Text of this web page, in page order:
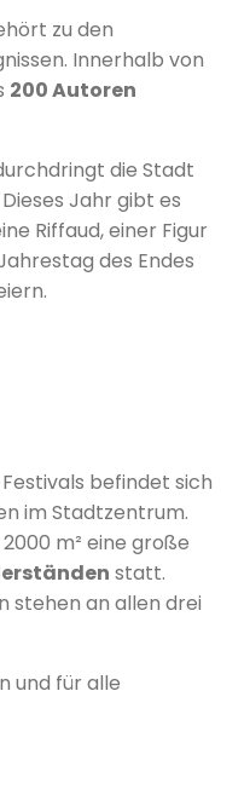
zu den
Innerhalb von
200 Autoren
die Stadt
Jahr gibt es
Riffaud, einer Figur
des Endes
befindet sich
im Stadtzentrum.
m² eine große
statt.
stehen an allen drei
und für alle